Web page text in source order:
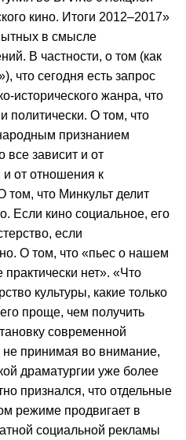
кино. Итоги 2012–2017»
в смысле
В частности, о том (как
что сегодня есть запрос
исторического жанра, что
политически. О том, что
признанием
все зависит и от
от отношения к
том, что Минкульт делит
Если кино социальное, его
если
О том, что «пьес о нашем
нет». «Что
культуры, какие только
проще, чем получить
современной
не принимая во внимание,
драматургии уже более
признался, что отдельные
режиме продвигает в
социальной рекламы